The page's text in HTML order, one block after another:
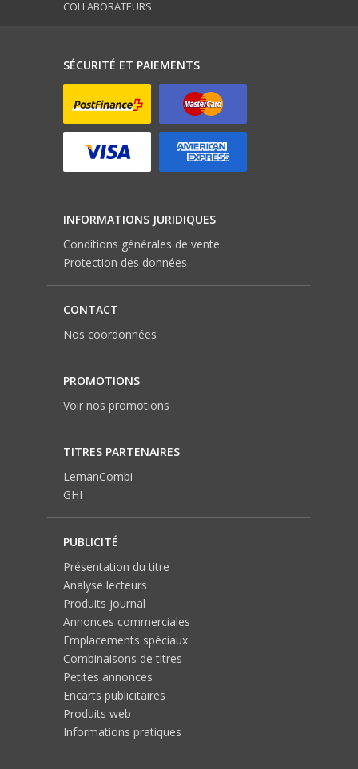
COLLABORATEURS
SÉCURITÉ ET PAIEMENTS
INFORMATIONS JURIDIQUES
Conditions générales de vente
Protection des données
CONTACT
Nos coordonnées
PROMOTIONS
Voir nos promotions
TITRES PARTENAIRES
LemanCombi
GHI
PUBLICITÉ
Présentation du titre
Analyse lecteurs
Produits journal
Annonces commerciales
Emplacements spéciaux
Combinaisons de titres
Petites annonces
Encarts publicitaires
Produits web
Informations pratiques